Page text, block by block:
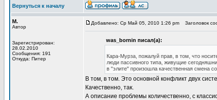
Вернуться к началу
М.
Автор
Зарегистрирован:
28.02.2010
Сообщения: 191
Откуда: Питер
Добавлено: Ср Май 05, 2010 1:26 pm Заголовок
was_bornin писал(а):
Кара-Мурза, пожалуй прав, в том, что
люди пассивного типа, живущие
в "элите" произошла качественная смена
В том, в том. Это основной конфликт двух
Качественно, так.
А описание проблемы количественно, с